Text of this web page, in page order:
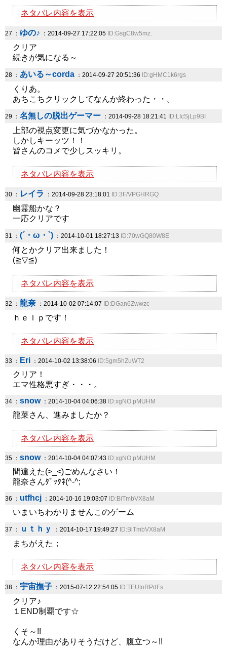
ネタバレ内容を表示
27 ： ゆの♪ ：2014-09-27 17:22:05 ID:GsgC8w5mz.
クリア
続きが気になる～
28 ： あいる～corda ：2014-09-27 20:51:36 ID:gHMC1k6rgs
くりあ。
あちこちクリックしてなんか終わった・・。
29 ： 名無しの脱出ゲーマー ：2014-09-28 18:21:41 ID:LIcSjLp9BI
上部の視点変更に気づかなかった。
しかしキーッツ！！
皆さんのコメで少しスッキリ。
ネタバレ内容を表示
30 ： レイラ ：2014-09-28 23:18:01 ID:3F/VPGHRGQ
幽霊船かな？
一応クリアです
31 ： (´・ω・`) ：2014-10-01 18:27:13 ID:70wGQ80W8E
何とかクリア出来ました！
(≧▽≦)
ネタバレ内容を表示
32 ： 龍奈 ：2014-10-02 07:14:07 ID:DGan6Zwwzc
ｈｅｌｐです！
ネタバレ内容を表示
33 ： Eri ：2014-10-02 13:38:06 ID:5gm5hZuWT2
クリア！
エマ性格悪すぎ・・・。
34 ： snow：2014-10-04 04:06:38 ID:xgNO.pMUHM
龍菜さん、進みましたか？
ネタバレ内容を表示
35 ： snow：2014-10-04 04:07:43 ID:xgNO.pMUHM
間違えた(>_<)ごめんなさい！
龍奈さんﾀﾞｯﾀﾈ(^-^;
36 ： utfhcj ：2014-10-16 19:03:07 ID:BiTmbVX8aM
いまいちわかりませんこのゲーム
37 ： ｕｔｈｙ ：2014-10-17 19:49:27 ID:BiTmbVX8aM
まちがえた；
ネタバレ内容を表示
38 ： 宇宙撫子 ：2015-07-12 22:54:05 ID:TEUtoRPdFs
クリア♪
１END制覇です☆
くそ～!!
なんか理由がありそうだけど、腹立つ～!!